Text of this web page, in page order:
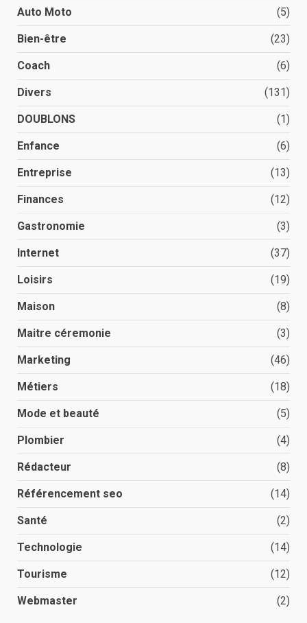
Auto Moto (5)
Bien-être (23)
Coach (6)
Divers (131)
DOUBLONS (1)
Enfance (6)
Entreprise (13)
Finances (12)
Gastronomie (3)
Internet (37)
Loisirs (19)
Maison (8)
Maitre céremonie (3)
Marketing (46)
Métiers (18)
Mode et beauté (5)
Plombier (4)
Rédacteur (8)
Référencement seo (14)
Santé (2)
Technologie (14)
Tourisme (12)
Webmaster (2)